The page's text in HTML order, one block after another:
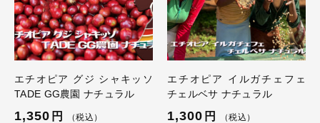
ル
個
エチオピア グジ シャキッソ
TADE GG農園 ナチュラル
1,350 円 （税込）
エチオピア イルガチェフェ
チェルベサ ナチュラル
1,300 円 （税込）